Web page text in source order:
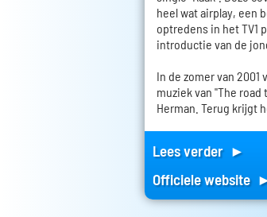
heel wat airplay, een
optredens in het TV1
introductie van de
In de zomer van 2001
muziek van "The
Herman. Terug krijgt
Lees verder ►
Officiele website